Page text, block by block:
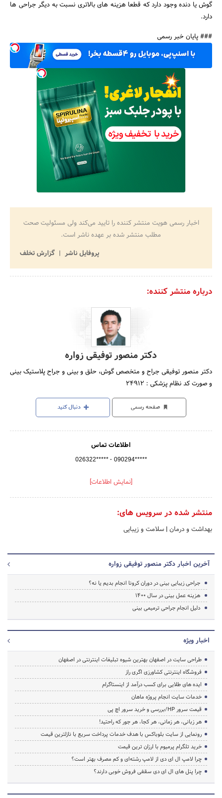
گوش یا دنده وجود دارد که قطعا هزینه های بالاتری نسبت به دیگر جراحی ها
دارد.
### پایان خبر رسمی
اخبار رسمی هویت منتشر کننده را تایید می‌کند ولی مسئولیت صحت
مطلب منتشر شده بر عهده ناشر است.
پروفایل ناشر
گزارش تخلف
درباره منتشر کننده:
دکتر منصور توفیقی زواره
دکتر منصور توفیقی جراح و متخصص گوش، حلق و بینی و جراح پلاستیک بینی
و صورت کد نظام پزشکی : 24912
صفحه رسمی دنبال کنید
اطلاعات تماس
026322***** - 090294*****
[نمایش اطلاعات]
منتشر شده در سرویس های:
بهداشت و درمان | سلامت و زیبایی
آخرین اخبار دکتر منصور توفیقی زواره
جراحی زیبایی بینی در دوران کرونا انجام بدیم یا نه؟
هزینه عمل بینی در سال ۱۴۰۰
دلیل انجام جراحی ترمیمی بینی
اخبار ویژه
طراحی سایت در اصفهان بهترین شیوه تبلیغات اینترنتی در اصفهان
فروشگاه اینترنتی کشاورزی اگری راز
ایده های طلایی برای کسب درآمد از اینستاگرام
خدمات سایت انجام پروژه ماهان
قیمت سرور HP/بررسی و خرید سرور اچ پی
هر زبانی، هر زمانی، هر کجا، هر جور که راحتید!
رونمایی از سایت بلوباکس با هدف خدمات پرداخت سریع با نازلترین قیمت
خرید تلگرام پرمیوم با ارزان ترین قیمت
چرا لامپ ال ای دی از لامپ رشته‌ای و کم مصرف بهتر است؟
چرا پنل های ال ای دی سقفی فروش خوبی دارند؟